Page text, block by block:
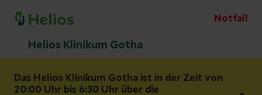
Notfall
Helios Klinikum Gotha
Das Helios Klinikum Gotha ist in der Zeit von
20:00 Uhr bis 6:30 Uhr über die